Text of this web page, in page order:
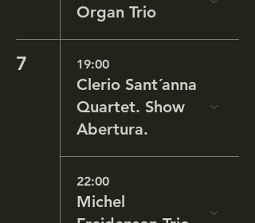
Organ Trio
7 19:00
Clerio Sant´anna
Quartet. Show
Abertura.
22:00
Michel